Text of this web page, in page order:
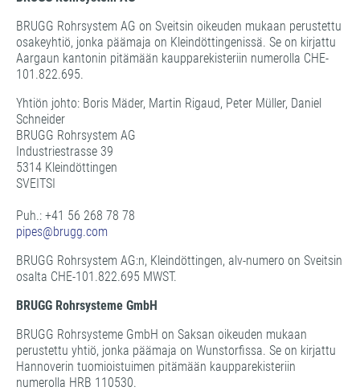
BRUGG Rohrsystem AG on Sveitsin oikeuden mukaan perustettu
osakeyhtiö, jonka päämaja on Kleindöttingenissä. Se on kirjattu
Aargaun kantonin pitämään kaupparekisteriin numerolla CHE-
101.822.695.
Yhtiön johto: Boris Mäder, Martin Rigaud, Peter Müller, Daniel
Schneider
BRUGG Rohrsystem AG
Industriestrasse 39
5314 Kleindöttingen
SVEITSI
Puh.: +41 56 268 78 78
pipes@brugg.com
BRUGG Rohrsystem AG:n, Kleindöttingen, alv-numero on Sveitsin
osalta CHE-101.822.695 MWST.
BRUGG Rohrsysteme GmbH
BRUGG Rohrsysteme GmbH on Saksan oikeuden mukaan
perustettu yhtiö, jonka päämaja on Wunstorfissa. Se on kirjattu
Hannoverin tuomioistuimen pitämään kaupparekisteriin
numerolla HRB 110530.